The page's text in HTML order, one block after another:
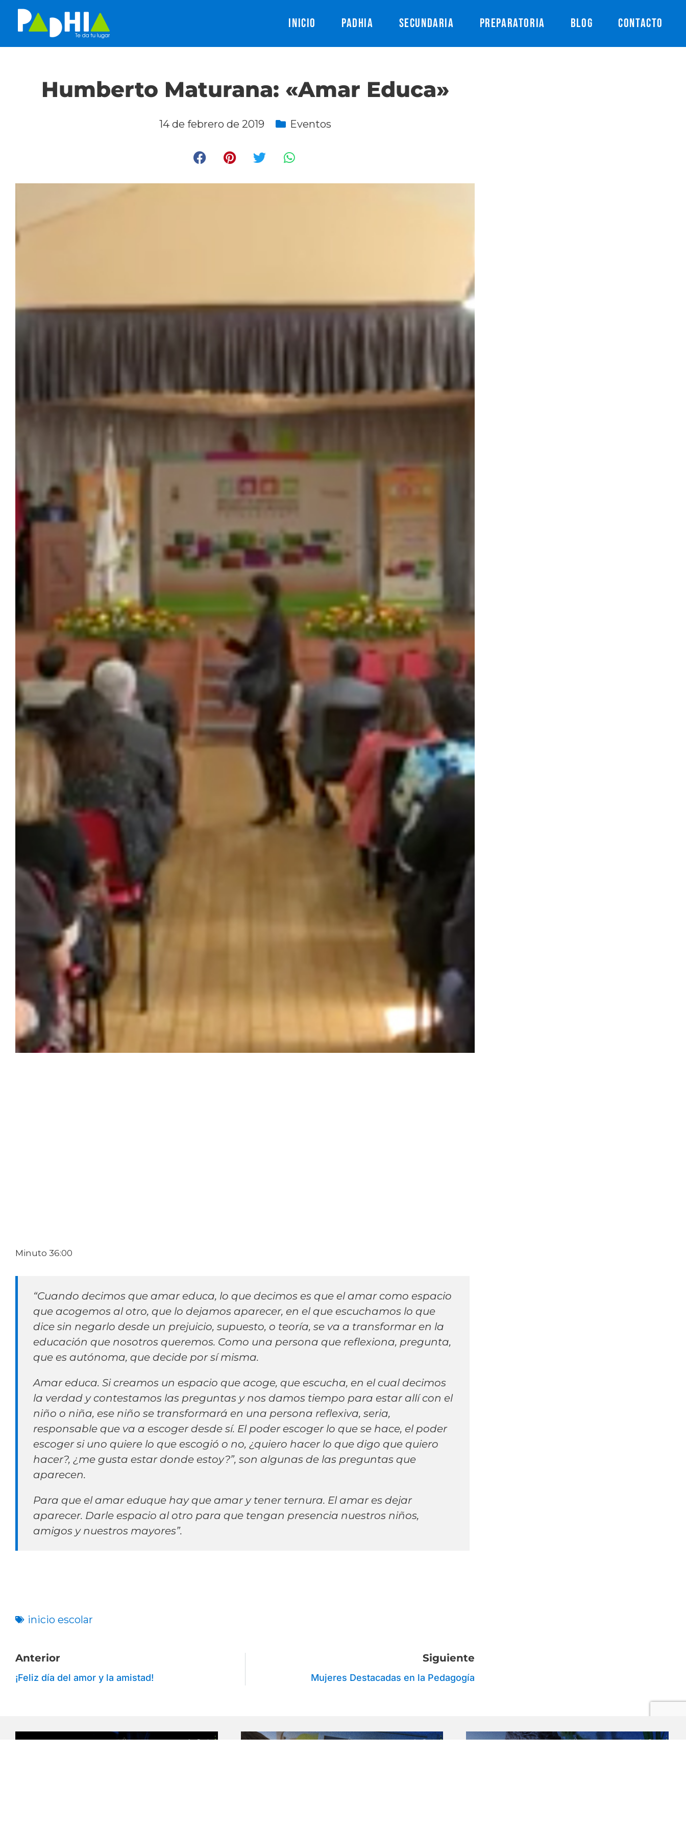
INICIO PADHIA SECUNDARIA PREPARATORIA BLOG CONTACTO
Humberto Maturana: «Amar Educa»
14 de febrero de 2019 Eventos
Minuto 36:00
“Cuando decimos que amar educa, lo que decimos es que el amar como espacio
que acogemos al otro, que lo dejamos aparecer, en el que escuchamos lo que
dice sin negarlo desde un prejuicio, supuesto, o teoría, se va a transformar en la
educación que nosotros queremos. Como una persona que reflexiona, pregunta,
que es autónoma, que decide por sí misma.
Amar educa. Si creamos un espacio que acoge, que escucha, en el cual decimos
la verdad y contestamos las preguntas y nos damos tiempo para estar allí con el
niño o niña, ese niño se transformará en una persona reflexiva, seria,
responsable que va a escoger desde sí. El poder escoger lo que se hace, el poder
escoger si uno quiere lo que escogió o no, ¿quiero hacer lo que digo que quiero
hacer?, ¿me gusta estar donde estoy?”, son algunas de las preguntas que
aparecen.
Para que el amar eduque hay que amar y tener ternura. El amar es dejar
aparecer. Darle espacio al otro para que tengan presencia nuestros niños,
amigos y nuestros mayores”.
inicio escolar
Anterior
¡Feliz día del amor y la amistad!
Siguiente
Mujeres Destacadas en la Pedagogía